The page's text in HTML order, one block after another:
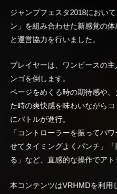
ジャンプフェスタ2018におい
ン」を組み合わせた新感覚の
と運営協力を行いました。
プレイヤーは、ワンピースの
ンゴを倒します。
ページをめくる時の期待感や
た時の爽快感を味わいながら
にバトルが進行。
「コントローラーを振ってパ
せてタイミングよくパンチ」
る」など、直感的な操作でアト
本コンテンツはVRHMDを利用